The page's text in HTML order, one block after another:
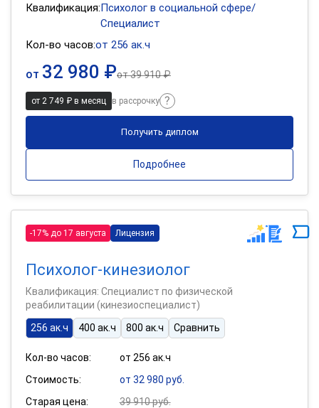
Квалификация:Психолог в социальной сфере/
Специалист
Кол-во часов:от 256 ак.ч
от 32 980 ₽от39 910 ₽
от 2 749 ₽ в месяц в рассрочку
Получить диплом
Подробнее
-17% до 17 августа Лицензия
Психолог-кинезиолог
Квалификация: Специалист по физической
реабилитации (кинезиоспециалист)
256 ак.ч
400 ак.ч 800 ак.ч Сравнить
Кол-во часов:
от 256 ак.ч
Стоимость:
от 32 980 руб.
Старая цена:
39 910 руб.